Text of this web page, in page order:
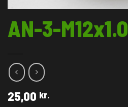
AN-3-M12x1.0
25,00 kr.